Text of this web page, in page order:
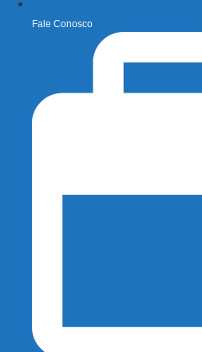
Fale Conosco